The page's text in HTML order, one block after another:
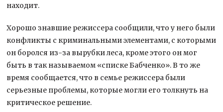
находит.
Хорошо знавшие режиссера сообщили, что у него были
конфликты с криминальными элементами, с которыми
он боролся из-за вырубки леса, кроме этого он мог
быть в так называемом «списке Бабченко». В то же
время сообщается, что в семье режиссера были
серьезные проблемы, которые могли его толкнуть на
критическое решение.